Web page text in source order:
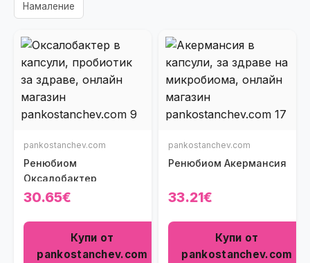
Намаление
pankostanchev.com
Ренюбиом
Оксалобактер
30.65€
Купи от
pankostanchev.com
pankostanchev.com
Ренюбиом Акермансия
33.21€
Купи от
pankostanchev.com